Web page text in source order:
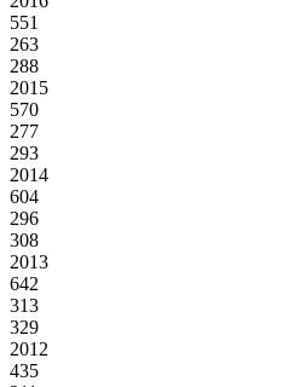
551
263
288
2015
570
277
293
2014
604
296
308
2013
642
313
329
2012
435